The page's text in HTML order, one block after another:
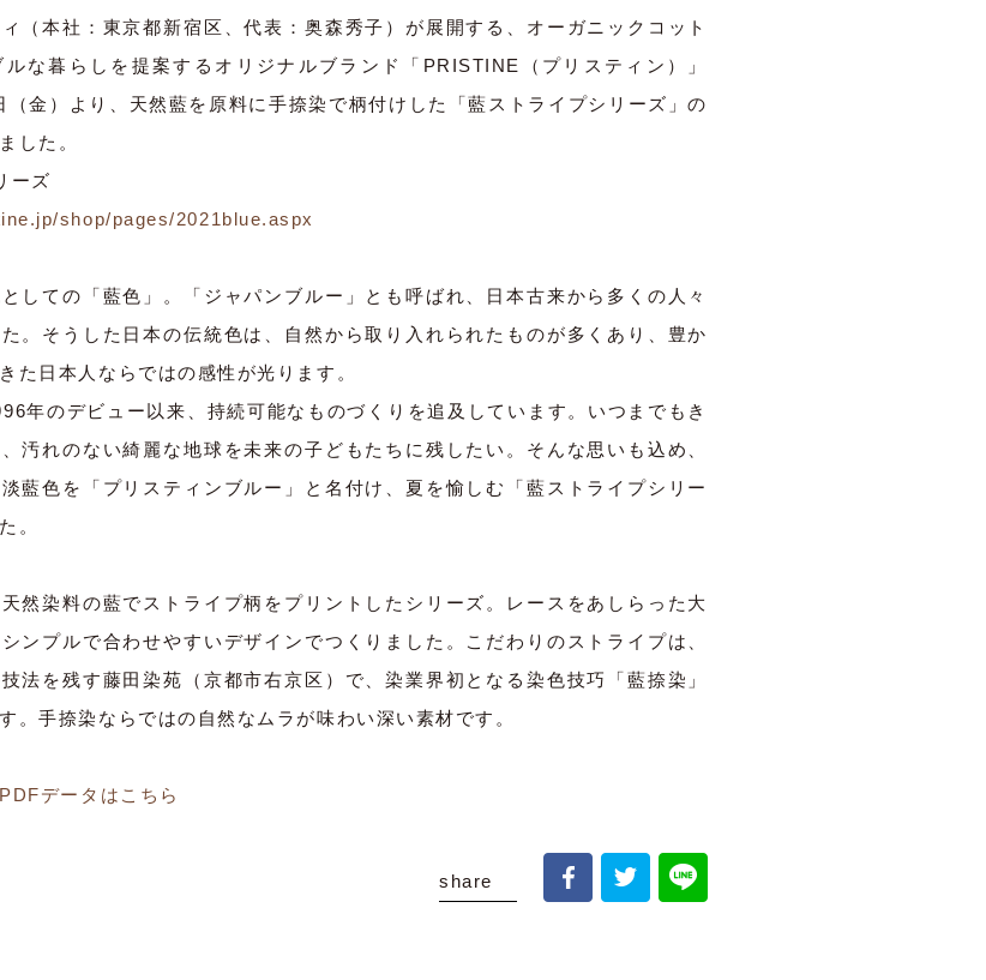
（本社：東京都新宿区、代表：奥森秀子）が展開する、オーガニックコット
ルな暮らしを提案するオリジナルブランド「PRISTINE（プリスティン）」
（金）より、天然藍を原料に手捺染で柄付けした「藍ストライプシリーズ」の
した。
ーズ
shop/pages/2021blue.aspx
しての「藍色」。「ジャパンブルー」とも呼ばれ、日本古来から多くの人々
。そうした日本の伝統色は、自然から取り入れられたものが多くあり、豊か
た日本人ならではの感性が光ります。
年のデビュー以来、持続可能なものづくりを追及しています。いつまでもき
汚れのない綺麗な地球を未来の子どもたちに残したい。そんな思いも込め、
藍色を「プリスティンブルー」と名付け、夏を愉しむ「藍ストライプシリー
。
然染料の藍でストライプ柄をプリントしたシリーズ。レースをあしらった大
ンプルで合わせやすいデザインでつくりました。こだわりのストライプは、
法を残す藤田染苑（京都市右京区）で、染業界初となる染色技巧「藍捺染」
。手捺染ならではの自然なムラが味わい深い素材です。
データはこちら
share